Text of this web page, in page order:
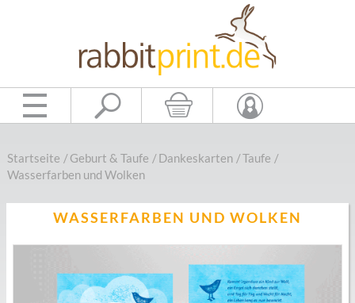
Startseite /Geburt & Taufe /Dankeskarten /Taufe /
Wasserfarben und Wolken
WASSERFARBEN UND WOLKEN